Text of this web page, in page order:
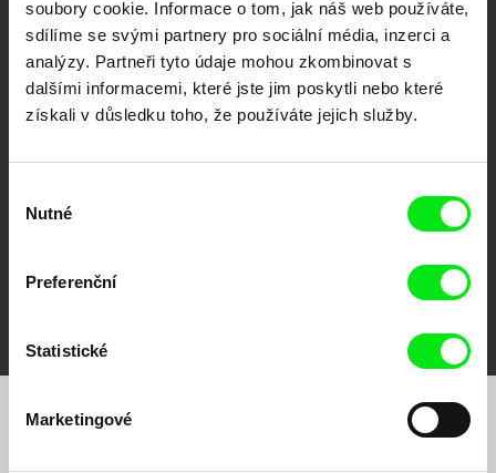
soubory cookie. Informace o tom, jak náš web používáte,
sdílíme se svými partnery pro sociální média, inzerci a
analýzy. Partneři tyto údaje mohou zkombinovat s
dalšími informacemi, které jste jim poskytli nebo které
získali v důsledku toho, že používáte jejich služby.
souhlasu
Nutné
Preferenční
Statistické
Marketingové
CPH:DOX Doclisboa
Millennium Docs
Against Gravity
DOK Leipzig
Chcete být pravidelně informováni o našem